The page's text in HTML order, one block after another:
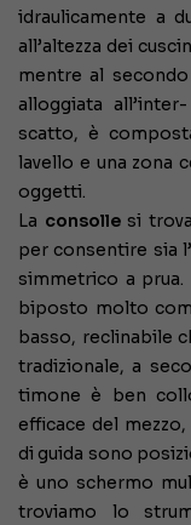
idraulicamente a
all’altezza dei
mentre al
alloggiata
scatto, è
lavello e una zona
oggetti.
La consollesi
per consentire sia
simmetrico a prua.
biposto molto
basso, reclinabile
tradizionale, a
timone è ben
efficace del
di guida sono
è uno schermo
troviamo lo